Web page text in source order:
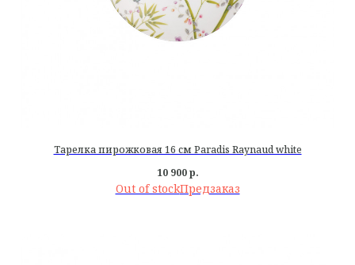
Тарелка пирожковая 16 см Paradis Raynaud white
10 900 р.
Out of stock